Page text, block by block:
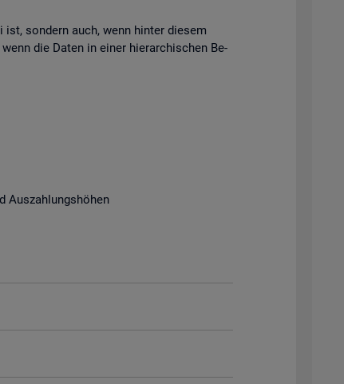
son­dern auch, wenn hin­ter die­sem
die Daten in einer hier­ar­chi­schen Be­
Aus­zah­lungs­hö­hen